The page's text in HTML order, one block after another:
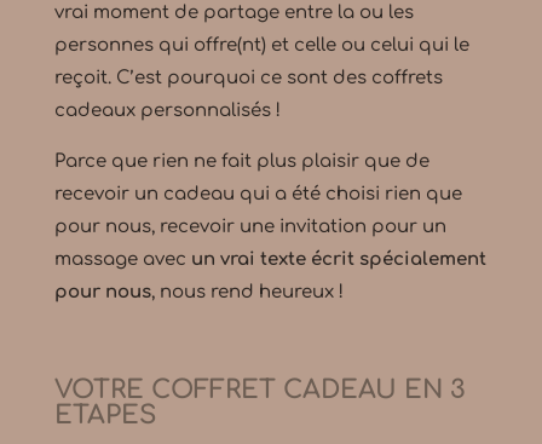
vrai moment de partage entre la ou les
personnes qui offre(nt) et celle ou celui qui le
reçoit. C’est pourquoi ce sont des coffrets
cadeaux personnalisés !
Parce que rien ne fait plus plaisir que de
recevoir un cadeau qui a été choisi rien que
pour nous, recevoir une invitation pour un
massage avec un vrai texte écrit spécialement
pour nous, nous rend heureux !
VOTRE COFFRET CADEAU EN 3
ETAPES